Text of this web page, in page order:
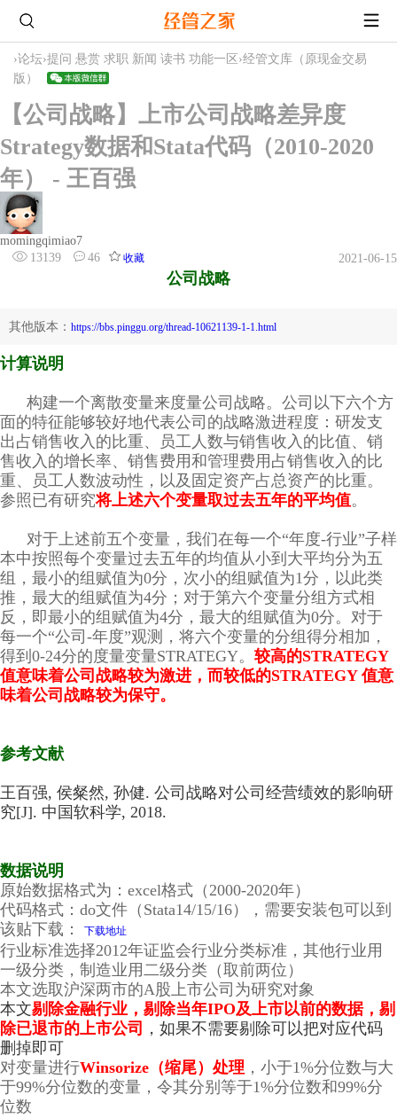
›论坛›提问 悬赏 求职 新闻 读书 功能一区 ›经管文库（原现金交易
版）
【公司战略】上市公司战略差异度
Strategy数据和Stata代码（2010-2020
年） - 王百强
momingqimiao7
13139
46 收藏 2021-06-15
公司战略
其他版本： https://bbs.pinggu.org/thread-10621139-1-1.html
计算说明
构建一个离散变量来度量公司战略。公司以下六个方
面的特征能够较好地代表公司的战略激进程度：研发支
出占销售收入的比重、员工人数与销售收入的比值、销
售收入的增长率、销售费用和管理费用占销售收入的比
重、员工人数波动性，以及固定资产占总资产的比重。
参照已有研究将上述六个变量取过去五年的平均值。
对于上述前五个变量，我们在每一个“年度-行业”子样
本中按照每个变量过去五年的均值从小到大平均分为五
组，最小的组赋值为0分，次小的组赋值为1分，以此类
推，最大的组赋值为4分；对于第六个变量分组方式相
反，即最小的组赋值为4分，最大的组赋值为0分。对于
每一个“公司-年度”观测，将六个变量的分组得分相加，
得到0-24分的度量变量STRATEGY。 较高的STRATEGY
值意味着公司战略较为激进，而较低的STRATEGY 值意
味着公司战略较为保守。
参考文献
王百强, 侯粲然, 孙健. 公司战略对公司经营绩效的影响研
究[J]. 中国软科学, 2018.
数据说明
原始数据格式为：excel格式（2000-2020年）
代码格式：do文件（Stata14/15/16），需要安装包可以到
该贴下载：
下载地址
行业标准选择2012年证监会行业分类标准，其他行业用
一级分类，制造业用二级分类（取前两位）
本文选取沪深两市的A股上市公司为研究对象
本文剔除金融行业，剔除当年IPO及上市以前的数据，剔
除已退市的上市公司 ，如果不需要剔除可以把对应代码
删掉即可
对变量进行Winsorize（缩尾）处理 ，小于1%分位数与大
于99%分位数的变量，令其分别等于1%分位数和99%分
位数